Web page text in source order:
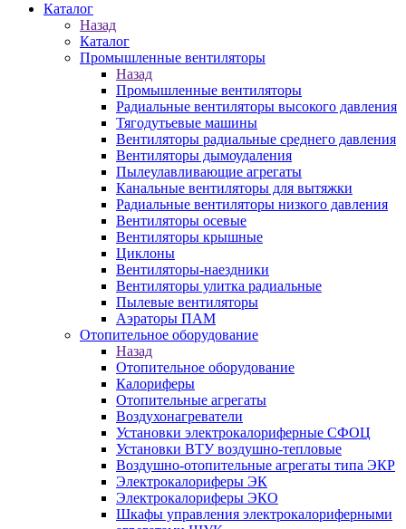
Каталог
Назад
Каталог
Промышленные вентиляторы
Назад
Промышленные вентиляторы
Радиальные вентиляторы высокого давления
Тягодутьевые машины
Вентиляторы радиальные среднего давления
Вентиляторы дымоудаления
Пылеулавливающие агрегаты
Канальные вентиляторы для вытяжки
Радиальные вентиляторы низкого давления
Вентиляторы осевые
Вентиляторы крышные
Циклоны
Вентиляторы-наездники
Вентиляторы улитка радиальные
Пылевые вентиляторы
Аэраторы ПАМ
Отопительное оборудование
Назад
Отопительное оборудование
Калориферы
Отопительные агрегаты
Воздухонагреватели
Установки электрокалориферные СФОЦ
Установки ВТУ воздушно-тепловые
Воздушно-отопительные агрегаты типа ЭКР
Электрокалориферы ЭК
Электрокалориферы ЭКО
Шкафы управления электрокалориферными